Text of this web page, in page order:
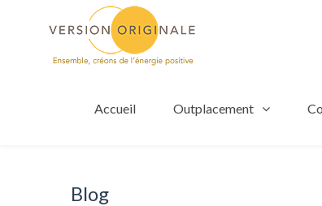
Accueil Outplacement
Blog